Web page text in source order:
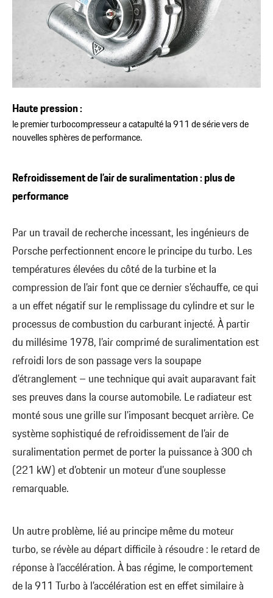
Haute pression :
le premier turbocompresseur a catapulté la 911 de série vers de
nouvelles sphères de performance.
Refroidissement de l’air de suralimentation : plus de
performance
Par un travail de recherche incessant, les ingénieurs de
Porsche perfectionnent encore le principe du turbo. Les
températures élevées du côté de la turbine et la
compression de l’air font que ce dernier s’échauffe, ce qui
a un effet négatif sur le remplissage du cylindre et sur le
processus de combustion du carburant injecté. À partir
du millésime 1978, l’air comprimé de suralimentation est
refroidi lors de son passage vers la soupape
d’étranglement – une technique qui avait auparavant fait
ses preuves dans la course automobile. Le radiateur est
monté sous une grille sur l’imposant becquet arrière. Ce
système sophistiqué de refroidissement de l’air de
suralimentation permet de porter la puissance à 300 ch
(221 kW) et d’obtenir un moteur d’une souplesse
remarquable.
Un autre problème, lié au principe même du moteur
turbo, se révèle au départ difficile à résoudre : le retard de
réponse à l’accélération. À bas régime, le comportement
de la 911 Turbo à l’accélération est en effet similaire à